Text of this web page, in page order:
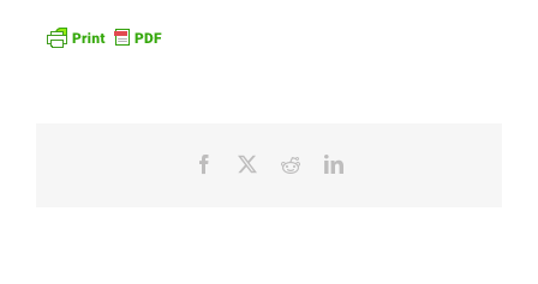
Facebook RedditLinkedIn